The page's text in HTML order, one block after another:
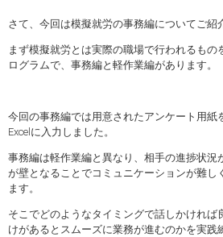
さて、今回は模擬就労の事務編についてご紹
まず模擬就労とは実際の職場で行われるもの
ログラムで、事務編と軽作業編があります。
今回の事務編では用意されたアンケート用紙
Excelに入力しました。
事務編は軽作業編と異なり、相手の進捗状況
が壁となることでコミュニケーションが難し
ます。
そこでどのようなタイミングで話しかければ
けがあるとスムーズに業務が進むのかを実践